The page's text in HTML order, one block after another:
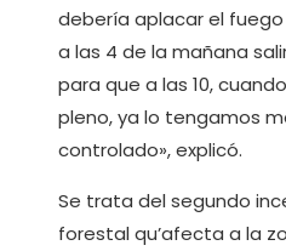
debería aplacar el
a las 4 de la mañana
para que a las 10,
pleno, ya lo tengamos
controlado», explicó.
Se trata del segundo
forestal qu’afecta a la